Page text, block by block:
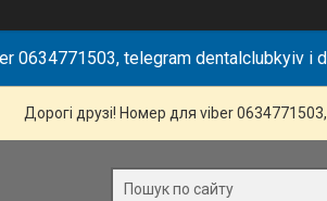
0634771503, telegram dentalclubkyiv і
Дорогі друзі! Номер для viber